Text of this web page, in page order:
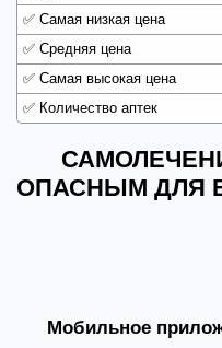
✅ Самая низкая цена
✅ Средняя цена
✅ Самая высокая цена
✅ Количество аптек
ОПАСНЫМ ДЛЯ
Мобильное